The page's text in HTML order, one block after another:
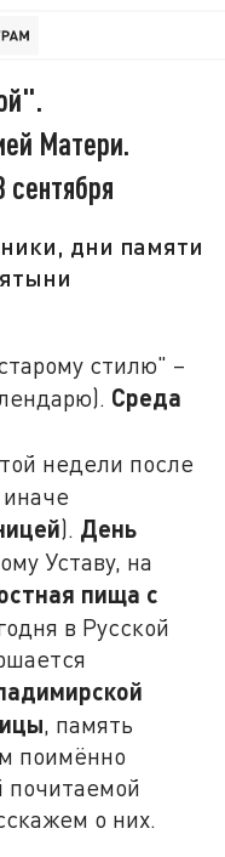
Матери.
дни памяти
стилю" –
Среда
недели после
иначе
). День
Уставу, на
пища с
в Русской
, память
поимённо
почитаемой
о них.